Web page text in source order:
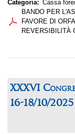
Categoria
Cassa
BANDO PER
FAVORE DI
REVERSIBILITÀ
XXXVI
16-18/10/2025